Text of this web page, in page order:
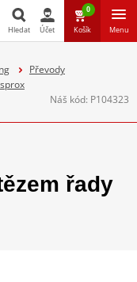
Hledat Účet
0
Košík Menu
Převody
Náš kód: P104323
řady